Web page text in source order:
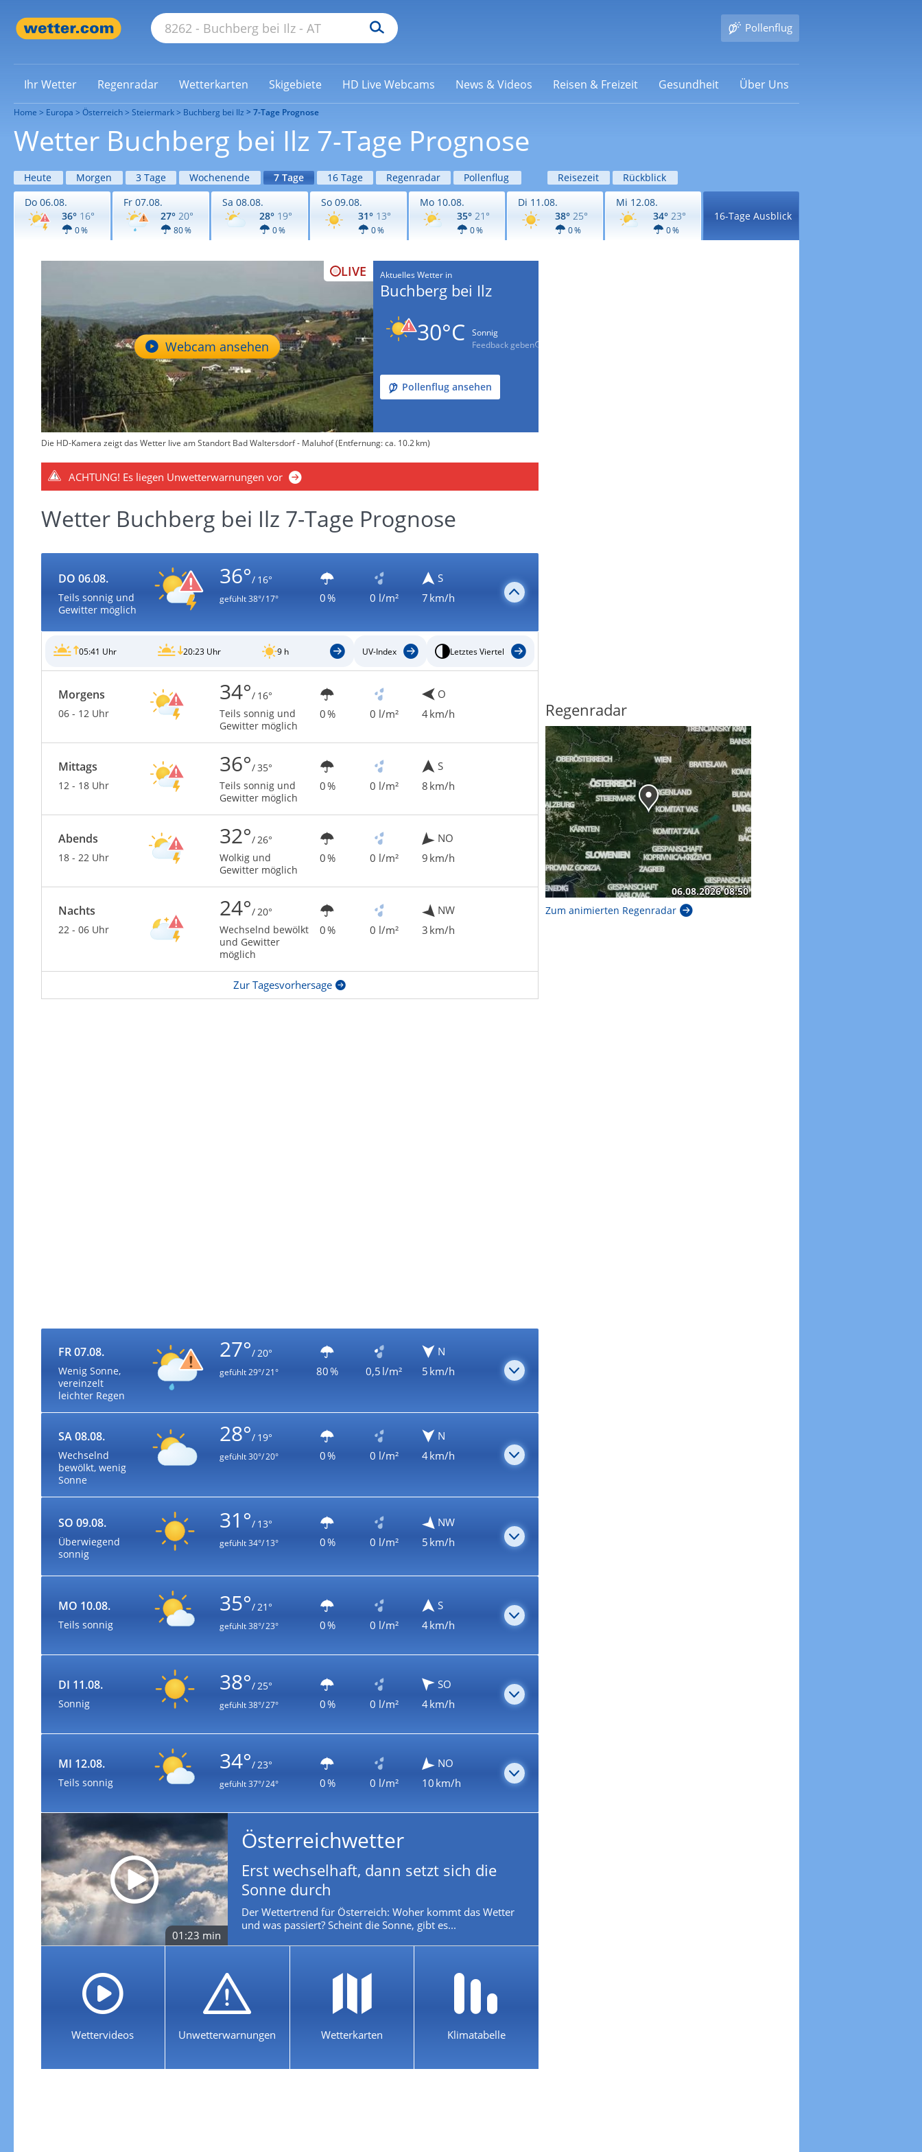
Pollenflug
Ihr Wetter Regenradar Wetterkarten Skigebiete HD Live Webcams News & Videos Reisen & Freizeit Gesundheit Über Uns
Home Europa Österreich Steiermark Buchberg bei Ilz 7-Tage Prognose
Wetter Buchberg bei Ilz 7-Tage Prognose
Heute Morgen 3 Tage Wochenende 7 Tage 16 Tage Regenradar Pollenflug Reisezeit
Rückblick
Do 06.08.
36° 16°
0 %
Fr 07.08.
27° 20°
80 %
Sa 08.08.
28° 19°
0 %
So 09.08.
31° 13°
0 %
Mo 10.08.
35° 21°
0 %
Di 11.08.
38° 25°
0 %
Mi 12.08.
34° 23°
0 %
16-Tage Ausblick
LIVE
Webcam ansehen
Aktuelles Wetter in
Buchberg bei Ilz
30°C
Sonnig
Feedback geben
Pollenflug ansehen
Die HD-Kamera zeigt das Wetter live am Standort Bad Waltersdorf - Maluhof (Entfernung: ca. 10.2 km)
ACHTUNG! Es liegen Unwetterwarnungen vor
Wetter Buchberg bei Ilz 7-Tage Prognose
DO 06.08.
Teils sonnig und
Gewitter möglich
36°/ 16°
gefühlt38°/ 17° 0 % 0 l/m²
S
7 km/h
05:41 Uhr 20:23 Uhr 9 h UV-Index Letztes Viertel
Morgens
06 - 12 Uhr
34°/ 16°
Teils sonnig und
Gewitter möglich
0 % 0 l/m²
O
4 km/h
Mittags
12 - 18 Uhr
36°/ 35°
Teils sonnig und
Gewitter möglich
0 % 0 l/m²
S
8 km/h
Abends
18 - 22 Uhr
32°/ 26°
Wolkig und
Gewitter möglich
0 % 0 l/m²
NO
9 km/h
Nachts
22 - 06 Uhr
24°/ 20°
Wechselnd bewölkt
und Gewitter
möglich
0 % 0 l/m²
NW
3 km/h
Zur Tagesvorhersage
FR 07.08.
Wenig Sonne,
vereinzelt
leichter Regen
27°/ 20°
gefühlt29°/ 21° 80 % 0,5 l/m²
N
5 km/h
SA 08.08.
Wechselnd
bewölkt, wenig
Sonne
28°/ 19°
gefühlt30°/ 20° 0 % 0 l/m²
N
4 km/h
SO 09.08.
Überwiegend
sonnig
31°/ 13°
gefühlt34°/ 13° 0 % 0 l/m²
NW
5 km/h
MO 10.08.
Teils sonnig
35°/ 21°
gefühlt38°/ 23° 0 % 0 l/m²
S
4 km/h
DI 11.08.
Sonnig
38°/ 25°
gefühlt38°/ 27° 0 % 0 l/m²
SO
4 km/h
MI 12.08.
Teils sonnig
34°/ 23°
gefühlt37°/ 24° 0 % 0 l/m²
NO
10 km/h
01:23 min
Österreichwetter
Erst wechselhaft, dann setzt sich die
Sonne durch
Der Wettertrend für Österreich: Woher kommt das Wetter
und was passiert? Scheint die Sonne, gibt es...
Wettervideos Unwetterwarnungen Wetterkarten Klimatabelle
Regenradar
Zum animierten Regenradar